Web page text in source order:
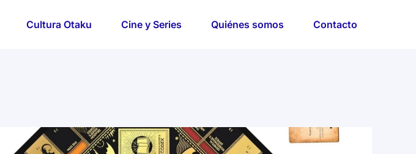
Cultura Otaku Cine y Series Quiénes somos Contacto